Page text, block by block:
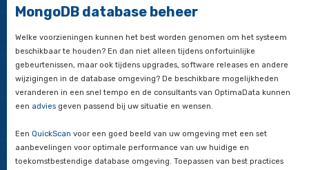
collections) en voor het opslaan van blobs. MongoDB kan
klikgedrag op een druk bezochte website.
Ook voor het cachen van gegevens voor sneller zoeken is
geschikt omdat deze datacache over meerdere computers
verspreid.
Storage engines
MongoDB maakt ook gebruik van storage engines, net als